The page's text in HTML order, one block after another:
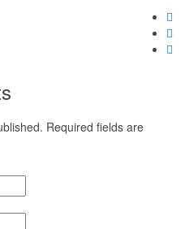
Required fields are